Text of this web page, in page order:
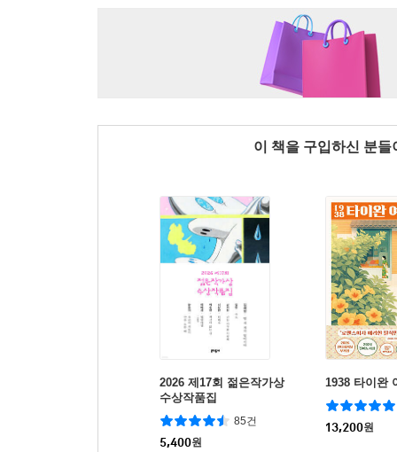
이 책을 구입하신 분
2026 제17회 젊은작가상
수상작품집
85건
5,400원
1938 타이완
13,200원